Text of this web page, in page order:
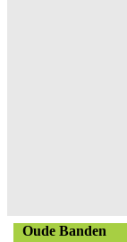
Oude Banden